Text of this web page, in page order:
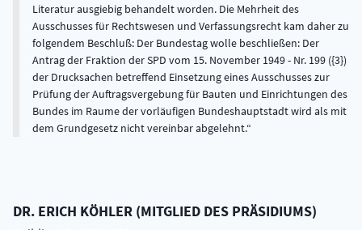
Literatur ausgiebig behandelt worden. Die Mehrheit des
Ausschusses für Rechtswesen und Verfassungsrecht kam daher zu
folgendem Beschluß: Der Bundestag wolle beschließen: Der
Antrag der Fraktion der SPD vom 15. November 1949 - Nr. 199 ({3})
der Drucksachen betreffend Einsetzung eines Ausschusses zur
Prüfung der Auftragsvergebung für Bauten und Einrichtungen des
Bundes im Raume der vorläufigen Bundeshauptstadt wird als mit
dem Grundgesetz nicht vereinbar abgelehnt.
DR. ERICH KÖHLER (MITGLIED DES PRÄSIDIUMS)